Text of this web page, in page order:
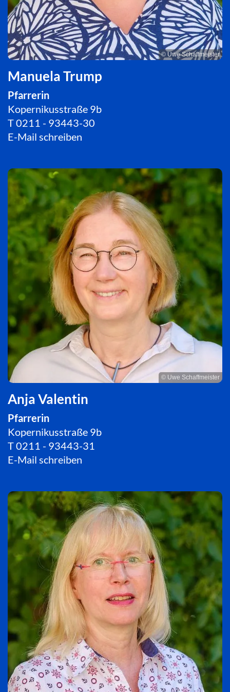
© Uwe Schaffmeister
Manuela Trump
Pfarrerin
Kopernikusstraße 9b
T0211 - 93443-30
E-Mail schreiben
© Uwe Schaffmeister
Anja Valentin
Pfarrerin
Kopernikusstraße 9b
T0211 - 93443-31
E-Mail schreiben